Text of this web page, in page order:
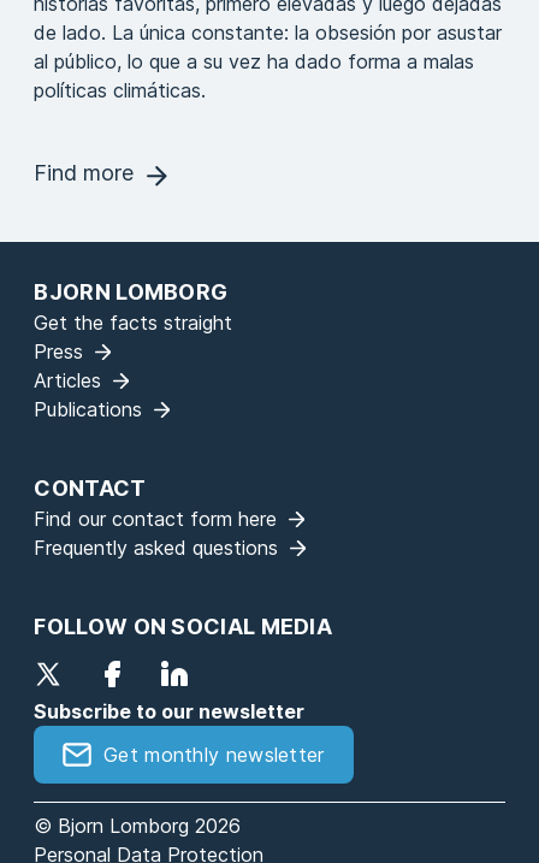
de lado. La única constante: la obsesión por asustar
al público, lo que a su vez ha dado forma a malas
políticas climáticas.
Find more
BJORN LOMBORG
Get the facts straight
Press
Articles
Publications
CONTACT
Find our contact form here
Frequently asked questions
FOLLOW ON SOCIAL MEDIA
Subscribe to our newsletter
Get monthly newsletter
© Bjorn Lomborg 2026
Personal Data Protection